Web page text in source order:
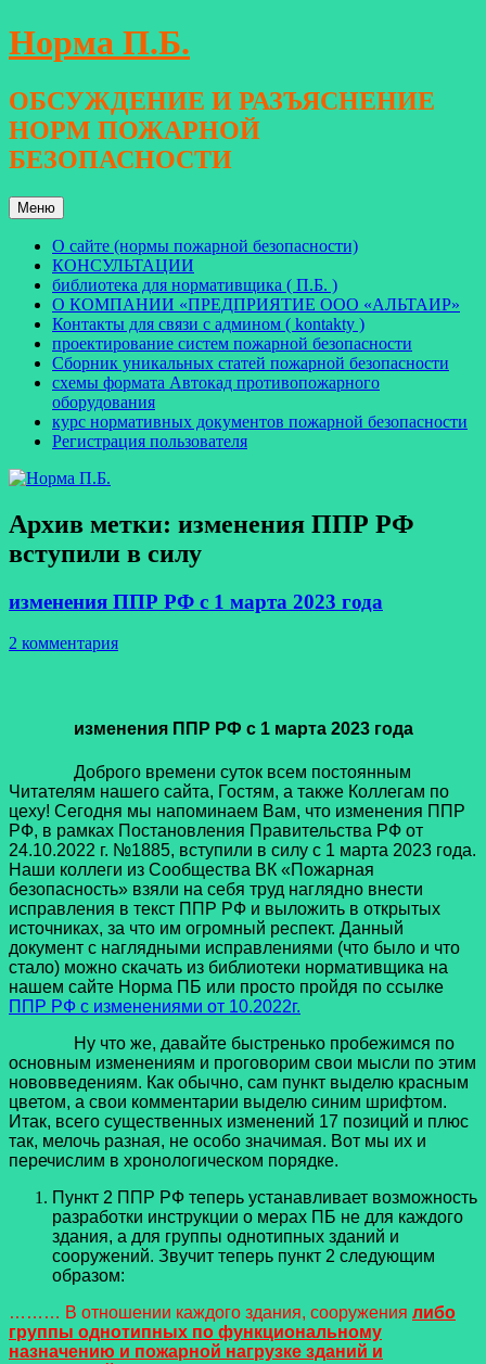
Перейти
к
Норма П.Б.
ОБСУЖДЕНИЕ И РАЗЪЯСНЕНИЕ
НОРМ ПОЖАРНОЙ
БЕЗОПАСНОСТИ
Меню
О сайте (нормы пожарной безопасности)
КОНСУЛЬТАЦИИ
библиотека для нормативщика ( П.Б. )
О КОМПАНИИ «ПРЕДПРИЯТИЕ ООО «АЛЬТАИР»
Контакты для связи с админом ( kontakty )
проектирование систем пожарной безопасности
Сборник уникальных статей пожарной безопасности
схемы формата Автокад противопожарного
оборудования
курс нормативных документов пожарной безопасности
Регистрация пользователя
Архив метки: изменения ППР РФ
вступили в силу
изменения ППР РФ с 1 марта 2023 года
2 комментария
изменения ППР РФ с 1 марта 2023 года
Доброго времени суток всем постоянным
Читателям нашего сайта, Гостям, а также Коллегам по
цеху! Сегодня мы напоминаем Вам, что изменения ППР
РФ, в рамках Постановления Правительства РФ от
24.10.2022 г. №1885, вступили в силу с 1 марта 2023 года.
Наши коллеги из Сообщества ВК «Пожарная
безопасность» взяли на себя труд наглядно внести
исправления в текст ППР РФ и выложить в открытых
источниках, за что им огромный респект. Данный
документ с наглядными исправлениями (что было и что
стало) можно скачать из библиотеки нормативщика на
нашем сайте Норма ПБ или просто пройдя по ссылке
ППР РФ с изменениями от 10.2022г.
Ну что же, давайте быстренько пробежимся по
основным изменениям и проговорим свои мысли по этим
нововведениям. Как обычно, сам пункт выделю красным
цветом, а свои комментарии выделю синим шрифтом.
Итак, всего существенных изменений 17 позиций и плюс
так, мелочь разная, не особо значимая. Вот мы их и
перечислим в хронологическом порядке.
Пункт 2 ППР РФ теперь устанавливает возможность
разработки инструкции о мерах ПБ не для каждого
здания, а для группы однотипных зданий и
сооружений. Звучит теперь пункт 2 следующим
образом:
……… В отношении каждого здания, сооружения либо
группы однотипных по функциональному
назначению и пожарной нагрузке зданий и